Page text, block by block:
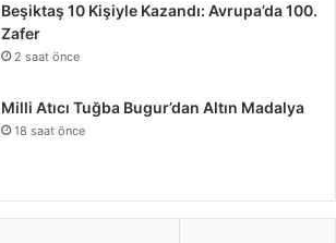
Beşiktaş 10 Kişiyle Kazandı: Avrupa’da 100.
Zafer
2 saat önce
Milli Atıcı Tuğba Bugur’dan Altın Madalya
18 saat önce